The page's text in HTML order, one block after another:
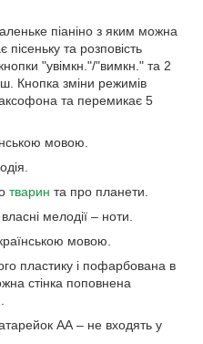
піаніно з яким можна
пісеньку та розповість
"увімкн."/"вимкн." та 2
Кнопка зміни режимів
та перемикає 5
мовою.
тварин та про планети.
мелодії – ноти.
мовою.
пластику і пофарбована в
стінка поповнена
АА – не входять у